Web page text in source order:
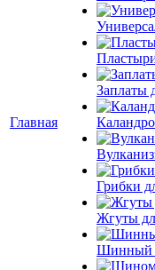
Главная
Заплаты
Грибки
Жгуты
Шинный